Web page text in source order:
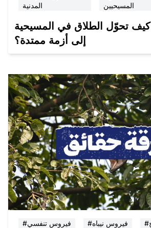
المدنية
المسيحيين
كيف تحوّل الطلاق في المسيحية
إلى أزمة ممتدة؟
#فيروس تنفسي #فيروس نيباه